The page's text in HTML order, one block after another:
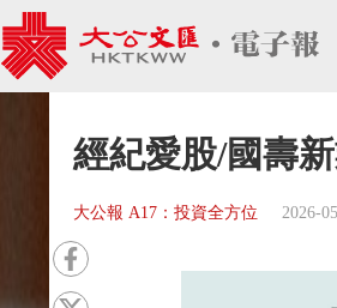
經紀愛股/國壽
大公報 A17：投資全方位 2026-